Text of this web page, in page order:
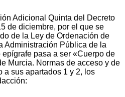
Adicional Quinta del Decreto
de diciembre, por el que se
de la Ley de Ordenación de
Administración Pública de la
pasa a ser «Cuerpo de
Murcia. Normas de acceso y de
a sus apartados 1 y 2, los